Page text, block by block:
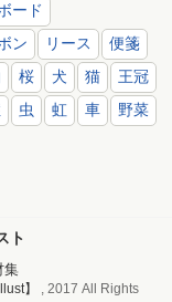
ード
ン リース
便箋
桜 犬 猫
王冠
虫 虹 車
野菜
ト
集
】
, 2017 All Rights